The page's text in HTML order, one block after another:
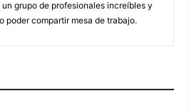
grupo de profesionales increíbles y
poder compartir mesa de trabajo.